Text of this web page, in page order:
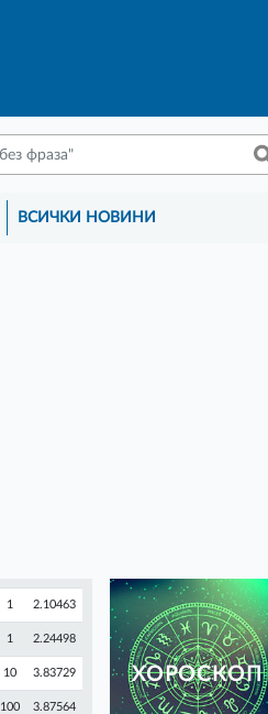
ВСИЧКИ НОВИНИ
1 2.10463
1 2.24498
10 3.83729
100 3.87564
ХОРОСКОП